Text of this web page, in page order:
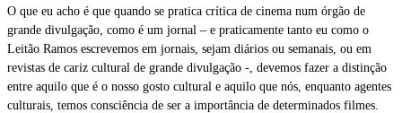
O que eu acho é que quando se pratica crítica de cinema num órgão de
grande divulgação, como é um jornal – e praticamente tanto eu como o
Leitão Ramos escrevemos em jornais, sejam diários ou semanais, ou em
revistas de cariz cultural de grande divulgação -, devemos fazer a distinção
entre aquilo que é o nosso gosto cultural e aquilo que nós, enquanto agentes
culturais, temos consciência de ser a importância de determinados filmes.